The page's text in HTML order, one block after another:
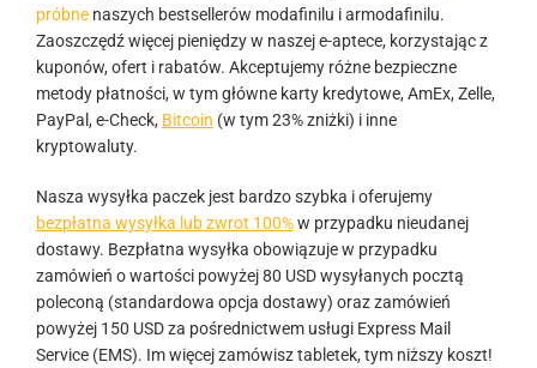
próbne naszych bestsellerów modafinilu i armodafinilu.
Zaoszczędź więcej pieniędzy w naszej e-aptece, korzystając z
kuponów, ofert i rabatów. Akceptujemy różne bezpieczne
metody płatności, w tym główne karty kredytowe, AmEx, Zelle,
PayPal, e-Check, Bitcoin (w tym 23% zniżki) i inne
kryptowaluty.
Nasza wysyłka paczek jest bardzo szybka i oferujemy
bezpłatna wysyłka lub zwrot 100%w przypadku nieudanej
dostawy. Bezpłatna wysyłka obowiązuje w przypadku
zamówień o wartości powyżej 80 USD wysyłanych pocztą
poleconą (standardowa opcja dostawy) oraz zamówień
powyżej 150 USD za pośrednictwem usługi Express Mail
Service (EMS). Im więcej zamówisz tabletek, tym niższy koszt!